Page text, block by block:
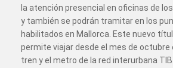
la atención presencial en oficinas de
y también se podrán tramitar en los
habilitados en Mallorca. Este nuevo
permite viajar desde el mes de octubre
tren y el metro de la red interurbana